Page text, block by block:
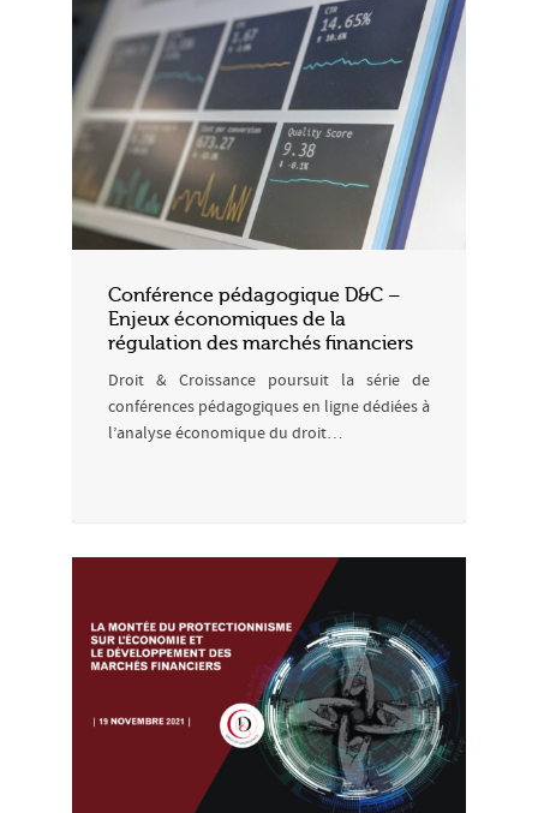
Conférence pédagogique D&C –
Enjeux économiques de la
régulation des marchés financiers
Droit & Croissance poursuit la série de
conférences pédagogiques en ligne dédiées à
l’analyse économique du droit…